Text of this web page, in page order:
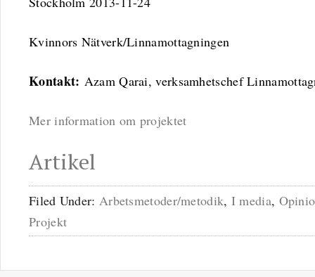
Kvinnors Nätverk/Linnamottagningen
Kontakt: Azam Qarai, verksamhetschef
Mer information om projektet
Artikel
Filed Under: Arbetsmetoder/metodik, I media,
Projekt